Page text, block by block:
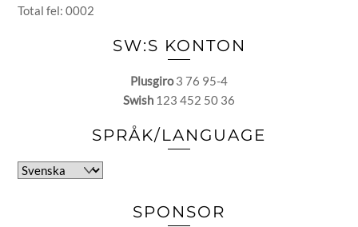
Total fel: 0002
SW:S KONTON
Plusgiro3 76 95-4
Swish 123 452 50 36
SPRÅK/LANGUAGE
Välj
SPONSOR